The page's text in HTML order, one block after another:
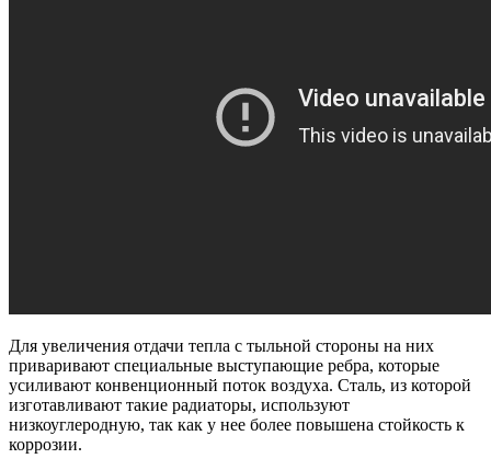
Для увеличения отдачи тепла с тыльной стороны на них
приваривают специальные выступающие ребра, которые
усиливают конвенционный поток воздуха. Сталь, из которой
изготавливают такие радиаторы, используют
низкоуглеродную, так как у нее более повышена стойкость к
коррозии.